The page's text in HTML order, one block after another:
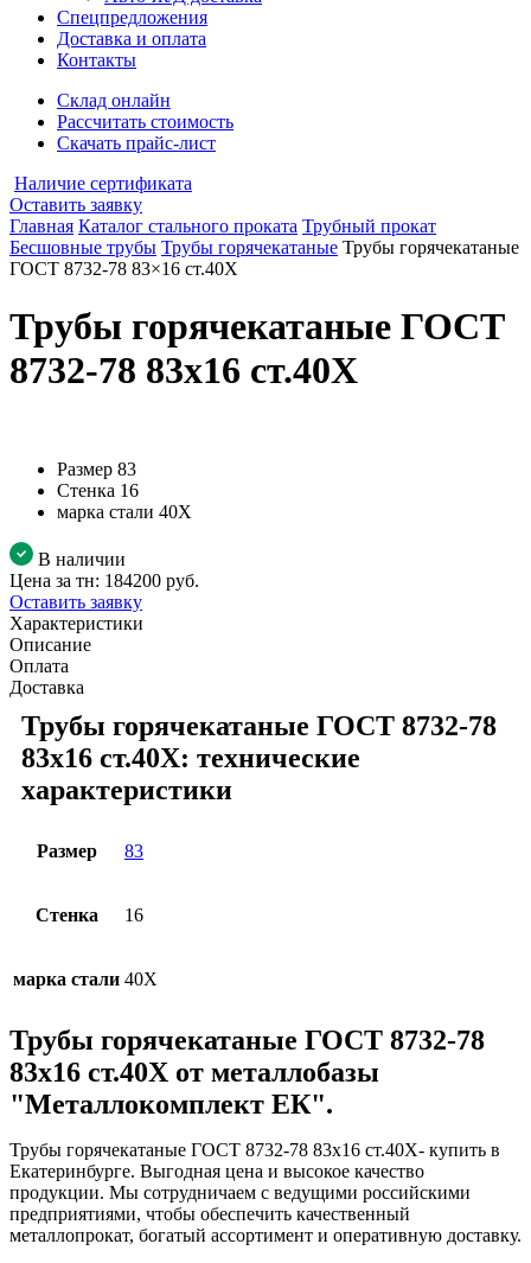
Спецпредложения
Доставка и оплата
Контакты
Склад онлайн
Рассчитать стоимость
Скачать прайс-лист
Наличие сертификата
Оставить заявку
Главная Каталог стального проката Трубный прокат
Бесшовные трубы Трубы горячекатаные Трубы горячекатаные
ГОСТ 8732-78 83×16 ст.40Х
Трубы горячекатаные ГОСТ
8732-78 83x16 ст.40Х
Размер 83
Стенка 16
марка стали 40Х
В наличии
Цена за тн: 184200 руб.
Оставить заявку
Характеристики
Описание
Оплата
Доставка
Трубы горячекатаные ГОСТ 8732-78
83x16 ст.40Х: технические
характеристики
Размер 83
Стенка 16
марка стали 40Х
Трубы горячекатаные ГОСТ 8732-78
83x16 ст.40Х от металлобазы
"Металлокомплект ЕК".
Трубы горячекатаные ГОСТ 8732-78 83x16 ст.40Х- купить в
Екатеринбурге. Выгодная цена и высокое качество
продукции. Мы сотрудничаем с ведущими российскими
предприятиями, чтобы обеспечить качественный
металлопрокат, богатый ассортимент и оперативную доставку.